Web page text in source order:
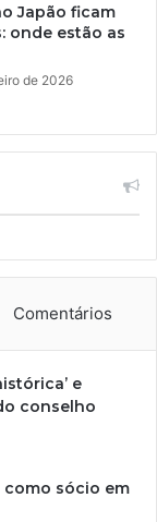
Japão ficam
onde estão as
de 2026
Comentários
e
conselho
como sócio em